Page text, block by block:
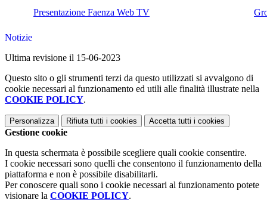
Presentazione Faenza Web TV
Notizie
Ultima revisione il 15-06-2023
Questo sito o gli strumenti terzi da questo utilizzati si avvalgono di
cookie necessari al funzionamento ed utili alle finalità illustrate nella
COOKIE POLICY.
Personalizza Rifiuta tutti i cookies Accetta tutti i cookies
Gestione cookie
In questa schermata è possibile scegliere quali cookie consentire.
I cookie necessari sono quelli che consentono il funzionamento della
piattaforma e non è possibile disabilitarli.
Per conoscere quali sono i cookie necessari al funzionamento potete
visionare la COOKIE POLICY.